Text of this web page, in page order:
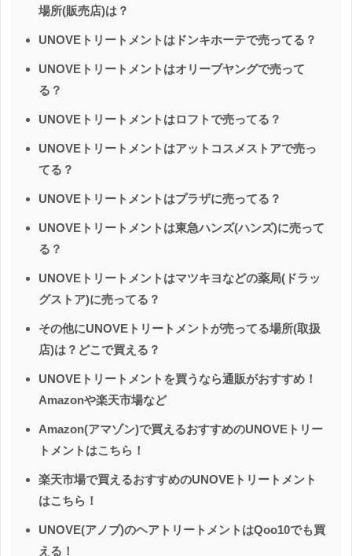
場所(販売店)は？
UNOVEトリートメントはドンキホーテで売ってる？
UNOVEトリートメントはオリーブヤングで売って
る？
UNOVEトリートメントはロフトで売ってる？
UNOVEトリートメントはアットコスメストアで売っ
てる？
UNOVEトリートメントはプラザに売ってる？
UNOVEトリートメントは東急ハンズ(ハンズ)に売って
る？
UNOVEトリートメントはマツキヨなどの薬局(ドラッ
グストア)に売ってる？
その他にUNOVEトリートメントが売ってる場所(取扱
店)は？どこで買える？
UNOVEトリートメントを買うなら通販がおすすめ！
Amazonや楽天市場など
Amazon(アマゾン)で買えるおすすめのUNOVEトリー
トメントはこちら！
楽天市場で買えるおすすめのUNOVEトリートメント
はこちら！
UNOVE(アノブ)のヘアトリートメントはQoo10でも買
える！